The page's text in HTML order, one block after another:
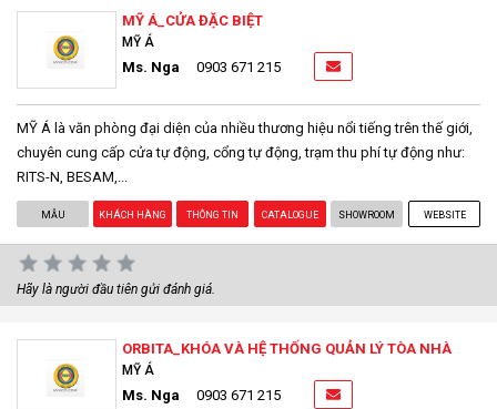
MỸ Á_CỬA ĐẶC BIỆT
MỸ Á
Ms. Nga 0903 671 215
MỸ Á là văn phòng đại diện của nhiều thương hiệu nổi tiếng trên thế giới,
chuyên cung cấp cửa tự động, cổng tự động, trạm thu phí tự động như:
RITS-N, BESAM,...
MẪU KHÁCH HÀNG THÔNG TIN CATALOGUE SHOWROOM WEBSITE
Hãy là người đầu tiên gửi đánh giá.
ORBITA_KHÓA VÀ HỆ THỐNG QUẢN LÝ TÒA NHÀ
MỸ Á
Ms. Nga 0903 671 215